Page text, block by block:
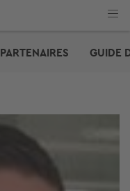
PARTENAIRES GUIDE